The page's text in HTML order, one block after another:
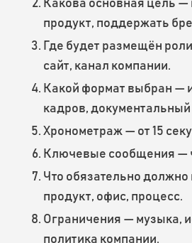
Какова основная цель —
продукт, поддержать
Где будет размещён
сайт, канал компании.
Какой формат выбран —
кадров, документальный
Хронометраж — от 15
Ключевые сообщения —
Что обязательно
продукт, офис, процесс.
Ограничения — музыка,
политика компании.